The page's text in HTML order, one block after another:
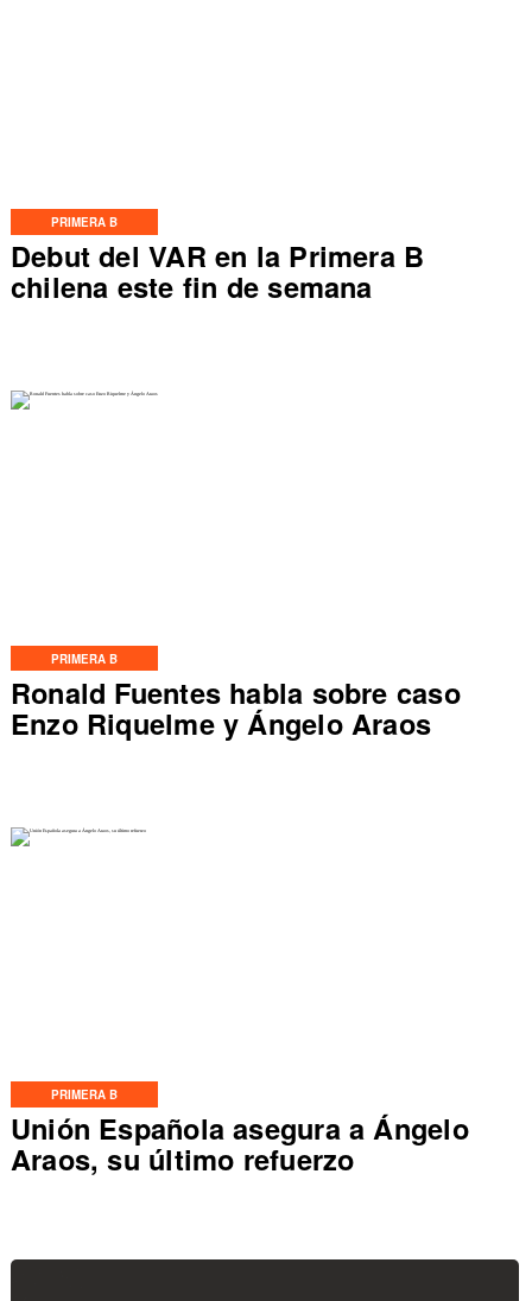
PRIMERA B
Debut del VAR en la Primera B
chilena este fin de semana
PRIMERA B
Ronald Fuentes habla sobre caso
Enzo Riquelme y Ángelo Araos
PRIMERA B
Unión Española asegura a Ángelo
Araos, su último refuerzo